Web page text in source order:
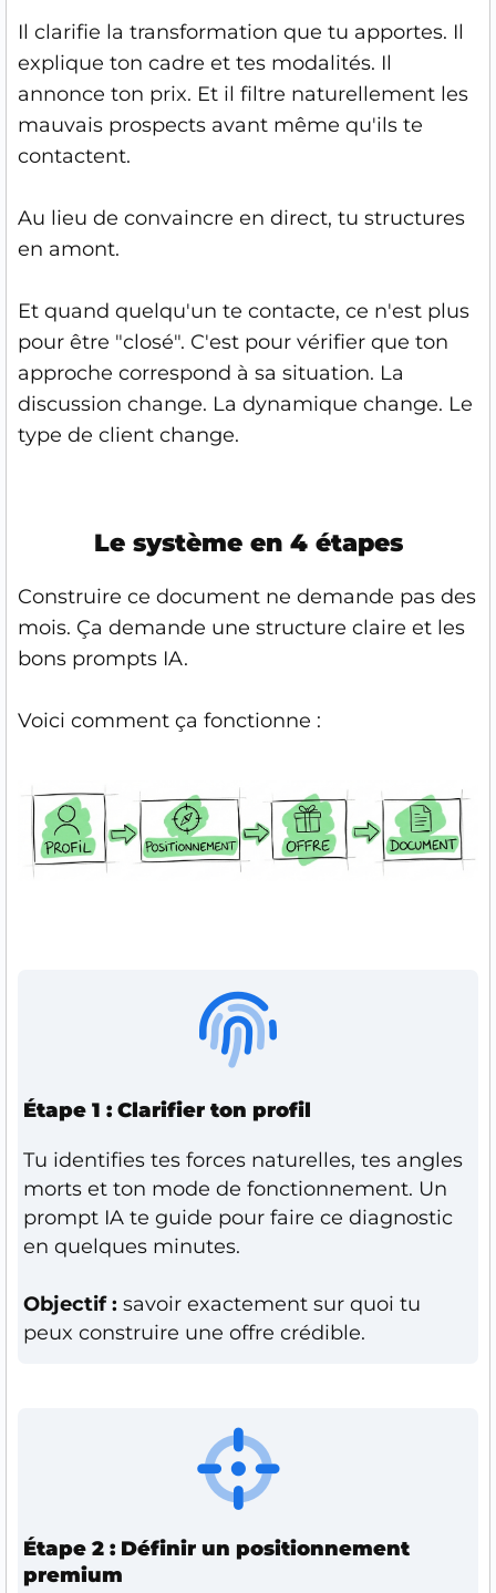
Il clarifie la transformation que tu apportes. Il
explique ton cadre et tes modalités. Il
annonce ton prix. Et il filtre naturellement les
mauvais prospects avant même qu'ils te
contactent.
Au lieu de convaincre en direct, tu structures
en amont.
Et quand quelqu'un te contacte, ce n'est plus
pour être "closé". C'est pour vérifier que ton
approche correspond à sa situation. La
discussion change. La dynamique change. Le
type de client change.
Le système en 4 étapes
Construire ce document ne demande pas des
mois. Ça demande une structure claire et les
bons prompts IA.
Voici comment ça fonctionne :
Étape 1 : Clarifier ton profil
Tu identifies tes forces naturelles, tes angles
morts et ton mode de fonctionnement. Un
prompt IA te guide pour faire ce diagnostic
en quelques minutes.
Objectif : savoir exactement sur quoi tu
peux construire une offre crédible.
Étape 2 : Définir un positionnement
premium